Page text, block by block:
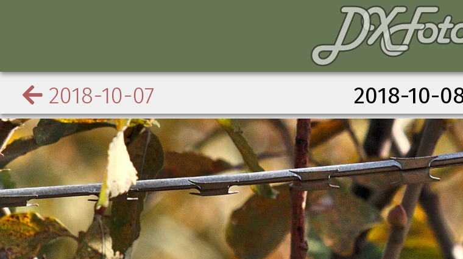
2018-10-07 2018-10-